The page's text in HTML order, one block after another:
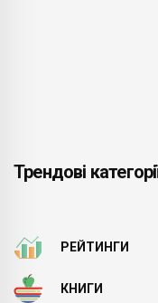
Трендові
РЕЙТИНГИ
КНИГИ